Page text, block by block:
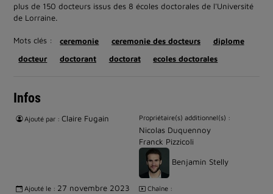
plus de 150 docteurs issus des 8 écoles doctorales de l'Université
de Lorraine.
Mots clés : ceremonie ceremonie des docteurs
diplome
docteur
doctorant doctorat ecoles doctorales
Infos
Ajouté par : Claire Fugain Propriétaire(s) additionnel(s) :
Nicolas Duquennoy
Franck Pizzicoli
Benjamin Stelly
Ajouté le : 27 novembre 2023
Chaîne :